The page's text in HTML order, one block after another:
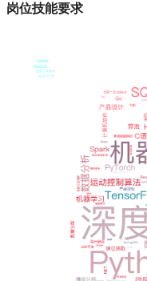
岗位技能要求